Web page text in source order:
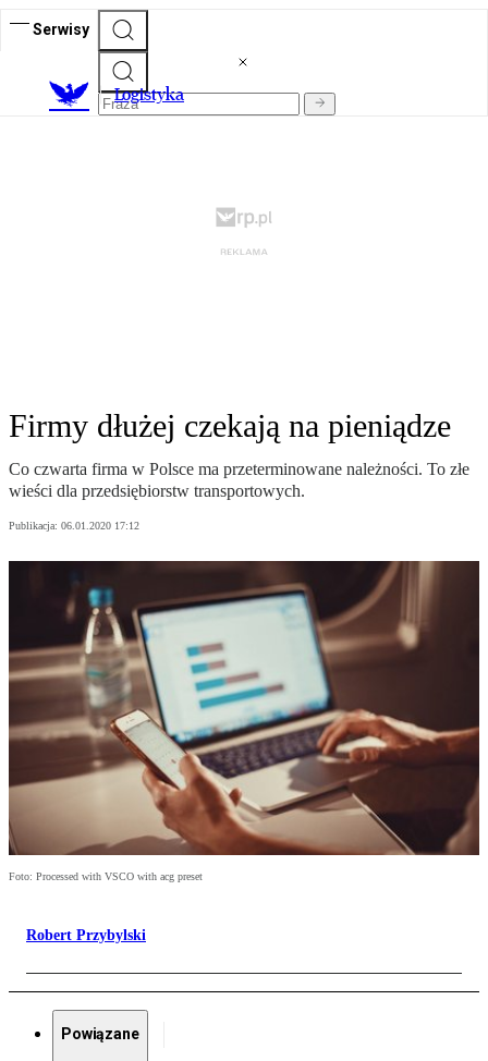
Serwisy
Logistyka
Firmy dłużej czekają na pieniądze
Co czwarta firma w Polsce ma przeterminowane należności. To złe
wieści dla przedsiębiorstw transportowych.
Publikacja: 06.01.2020 17:12
Foto: Processed with VSCO with acg preset
Robert Przybylski
Powiązane